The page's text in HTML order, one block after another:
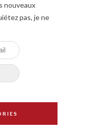
nouveaux
pas, je ne